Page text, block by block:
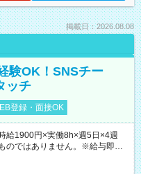
掲載日：2026.08.08
験OK！SNSチー
ッチ
登録・面接OK
1900円×実働8h×週5日×4週
のではありません。※給与即受
）